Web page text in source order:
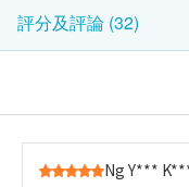
評分及評論 (32)
Ng Y***